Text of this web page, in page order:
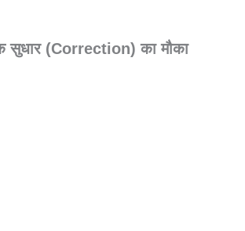
(Correction) का मौका